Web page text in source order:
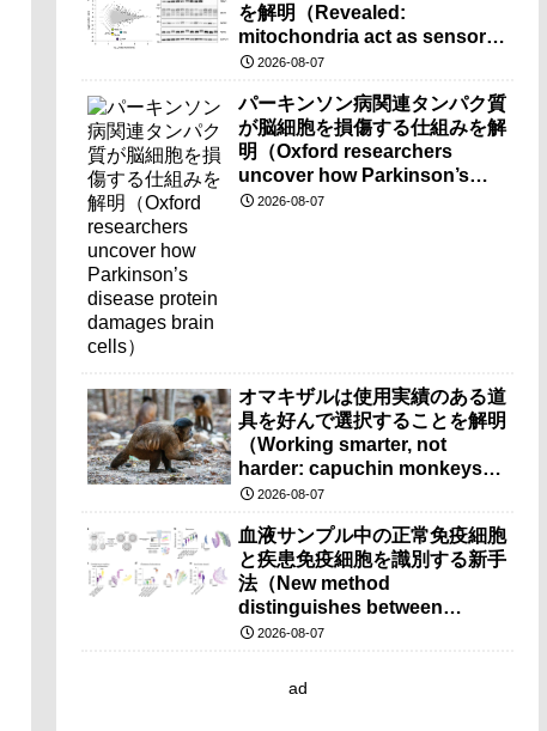
を解明（Revealed:
mitochondria act as sensors
for essential iron molecule）
2026-08-07
パーキンソン病関連タンパク質
が脳細胞を損傷する仕組みを解
明（Oxford researchers
uncover how Parkinson’s
disease protein damages
2026-08-07
オマキザルは使用実績のある道
具を好んで選択することを解明
（Working smarter, not
harder: capuchin monkeys
prefer pre-used tools）
2026-08-07
血液サンプル中の正常免疫細胞
と疾患免疫細胞を識別する新手
法（New method
distinguishes between
healthy and diseased
samples）
2026-08-07
ad